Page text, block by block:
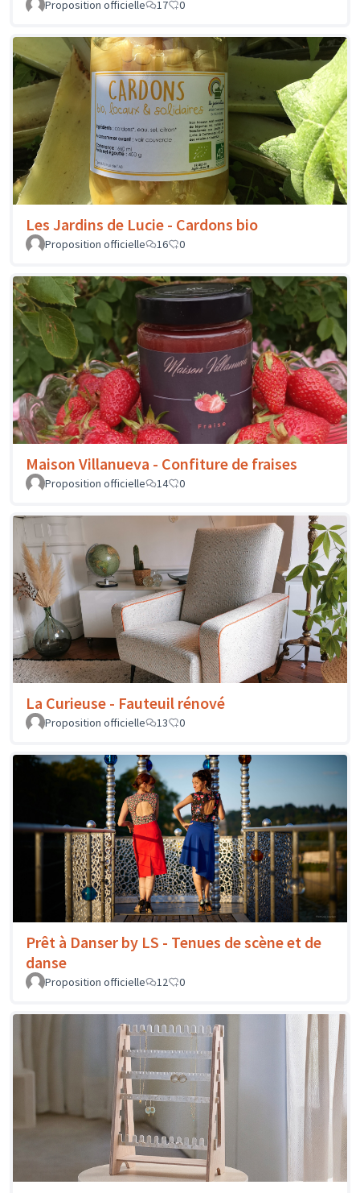
Proposition officielle 17 0
Les Jardins de Lucie - Cardons bio
Proposition officielle 16 0
Maison Villanueva - Confiture de fraises
Proposition officielle 14 0
La Curieuse - Fauteuil rénové
Proposition officielle 13 0
Prêt à Danser by LS - Tenues de scène et de
danse
Proposition officielle 12 0